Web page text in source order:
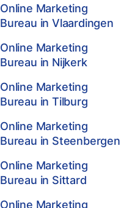
Online Marketing
Bureau in Vlaardingen
Online Marketing
Bureau in Nijkerk
Online Marketing
Bureau in Tilburg
Online Marketing
Bureau in Steenbergen
Online Marketing
Bureau in Sittard
Online Marketing